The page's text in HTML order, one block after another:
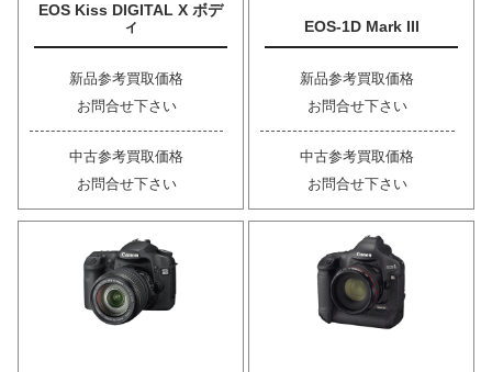
EOS Kiss DIGITAL X ボデ
ィ
新品参考買取価格
お問合せ下さい
中古参考買取価格
お問合せ下さい
EOS-1D Mark III
新品参考買取価格
お問合せ下さい
中古参考買取価格
お問合せ下さい